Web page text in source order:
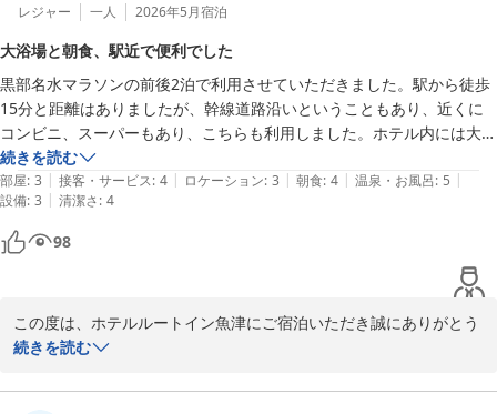
レジャー 一人 2026年5月宿泊
大浴場と朝食、駅近で便利でした
黒部名水マラソンの前後2泊で利用させていただきました。駅から徒歩
15分と距離はありましたが、幹線道路沿いということもあり、近くに
コンビニ、スーパーもあり、こちらも利用しました。ホテル内には大浴
場もあり、快適に過ごせました。ホテル朝食の一日目は大会当日のた
め、朝6時から営業していただき、ありがたかったかです。二日目に本
格的に食事させていただきましたが、メニューとしてもう少し地域色が
あればさらに良かったかな🤔
続きを読む
部屋: 3 | 接客・サービス: 4 | ロケーション: 3 | 朝食: 4 | 温泉・お風呂: 5 |
設備: 3 | 清潔さ: 4
98
この度は、ホテルルートイン魚津にご宿泊いただき誠にありがとう
ございます。
また、大浴場や朝食、立地についてお褒めのお言葉をいただき、大
続きを読む